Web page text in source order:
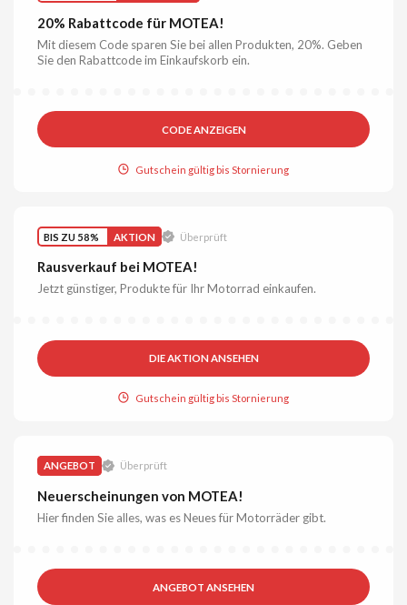
20% Rabattcode für MOTEA!
Mit diesem Code sparen Sie bei allen Produkten, 20%. Geben
Sie den Rabattcode im Einkaufskorb ein.
CODE ANZEIGEN
Gutschein gültig bis Stornierung
BIS ZU 58% AKTION Überprüft
Rausverkauf bei MOTEA!
Jetzt günstiger, Produkte für Ihr Motorrad einkaufen.
DIE AKTION ANSEHEN
Gutschein gültig bis Stornierung
ANGEBOT Überprüft
Neuerscheinungen von MOTEA!
Hier finden Sie alles, was es Neues für Motorräder gibt.
ANGEBOT ANSEHEN